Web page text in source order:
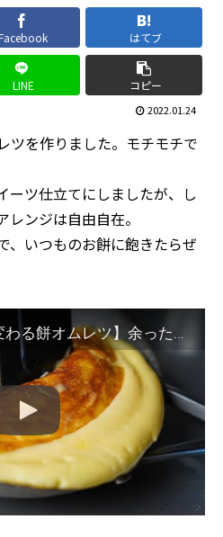
はてブ
LINE コピー
2022.01.24
ツを作りました。モチモチで
ーツ仕立てにしましたが、し
ンジは自由自在。
、いつものお餅に飽きたらぜ
【オムレツの概念が変わる餅オムレツ】余ったお餅で作る超簡単ふわとろおやつ｜おもちアレンジレシピ